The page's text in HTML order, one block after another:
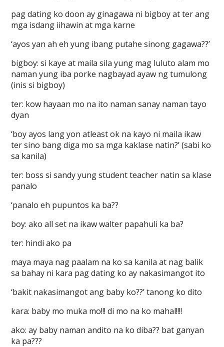
pag dating ko doon ay ginagawa ni bigboy at ter ang
mga isdang iihawin at mga karne
‘ayos yan ah eh yung ibang putahe sinong gagawa??’
bigboy: si kaye at maila sila yung mag luluto alam mo
naman yung iba porke nagbayad ayaw ng tumulong
(inis si bigboy)
ter: kow hayaan mo na ito naman sanay naman tayo
dyan
‘boy ayos lang yon atleast ok na kayo ni maila ikaw
ter sino bang diga mo sa mga kaklase natin?’ (sabi ko
sa kanila)
ter: boss si sandy yung student teacher natin sa klase
panalo
‘panalo eh pupuntos ka ba??
boy: ako all set na ikaw walter papahuli ka ba?
ter: hindi ako pa
maya maya nag paalam na ko sa kanila at nag balik
sa bahay ni kara pag dating ko ay nakasimangot ito
‘bakit nakasimangot ang baby ko??’ tanong ko dito
kara: baby mo muka mo!!! di mo na ko mahal!!!!
ako: ay baby naman andito na ko diba?? bat ganyan
ka pa???